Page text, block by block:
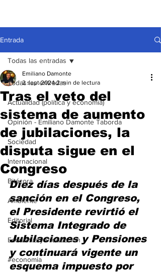
Entrada
Todas las entradas
Actualidad (política y economía)
Opinión - Emiliano Damonte Taborda
Sociedad
Internacional
Bitácora
Ambiente
Editorial
Economía y Producción
#economia
Todas las entradas
Tras el veto del
sistema de aumento
de jubilaciones, la
disputa sigue en el
Congreso
Emiliano Damonte
2 sept 2024 2 min de lectura
Diez días después de la
sanción en el Congreso,
el Presidente revirtió el
Sistema Integrado de
Jubilaciones y Pensiones
y continuará vigente un
esquema impuesto por